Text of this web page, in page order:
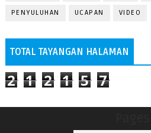
PENYULUHAN UCAPAN VIDEO
TOTAL TAYANGAN HALAMAN
2 1 2 1 5 7